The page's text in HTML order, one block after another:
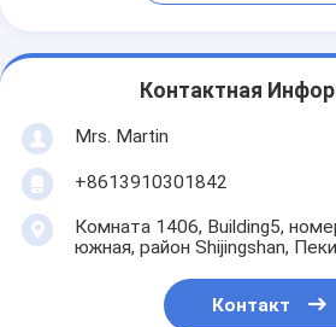
Контактная
Mrs. Martin
+8613910301842
Комната 1406, Building5,
южная, район Shijingshan,
Контакт